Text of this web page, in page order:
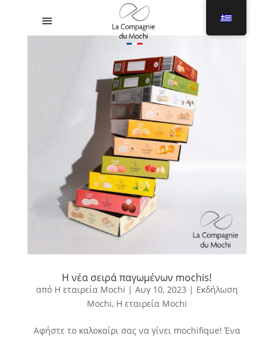
Η νέα σειρά παγωμένων mochis!
από Η εταιρεία Mochi | Αυγ 10, 2023 | Εκδήλωση
Mochi, Η εταιρεία Mochi
Αφήστε το καλοκαίρι σας να γίνει mochifique! Ένα